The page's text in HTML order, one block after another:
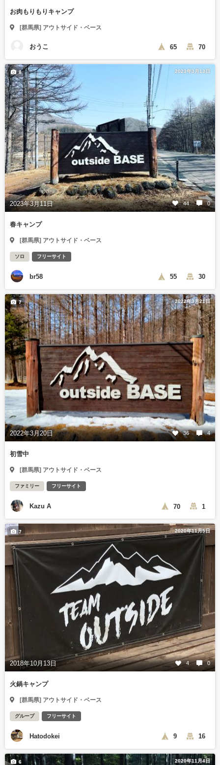
お肉もりもりキャンプ
[群馬県] アウトサイド・ベース
おうこ 65 70
2023年3月13日
2023年3月11日 44 0
8
春キャンプ
[群馬県] アウトサイド・ベース
ソロ フリーサイト
br58 55 30
2022年3月21日
2022年3月20日 36 4
7
初雪中
[群馬県] アウトサイド・ベース
ファミリー フリーサイト
Kazu A 70 1
2020年11月5日
2018年10月13日 4 0
7
火鍋キャンプ
[群馬県] アウトサイド・ベース
グループ フリーサイト
Hatodokei 9 16
2020年11月4日
6